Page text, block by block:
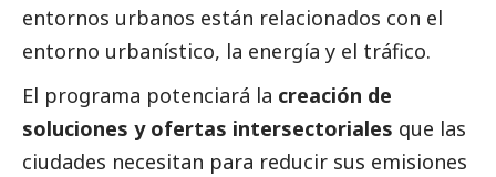
entornos urbanos están relacionados con el
entorno urbanístico, la energía y el tráfico.
El programa potenciará la creación de
soluciones y ofertas intersectoriales que las
ciudades necesitan para reducir sus emisiones